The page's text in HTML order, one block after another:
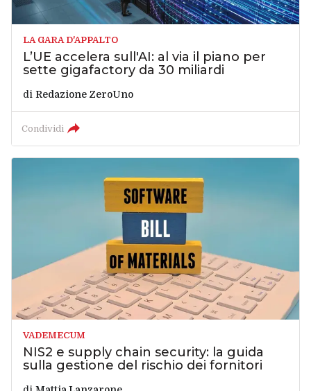
LA GARA D'APPALTO
L’UE accelera sull'AI: al via il piano per
sette gigafactory da 30 miliardi
di Redazione ZeroUno
Condividi
VADEMECUM
NIS2 e supply chain security: la guida
sulla gestione del rischio dei fornitori